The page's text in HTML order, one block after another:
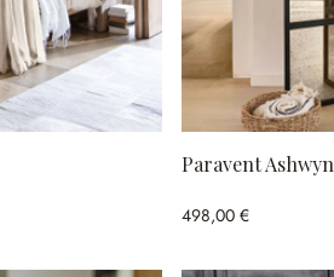
Paravent Ashwyn
498,00 €